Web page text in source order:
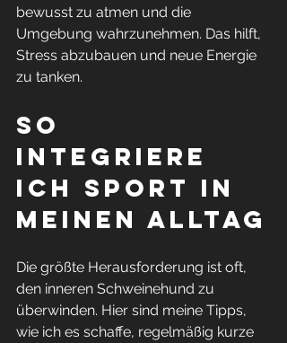
bewusst zu atmen und die
Umgebung wahrzunehmen. Das hilft,
Stress abzubauen und neue Energie
zu tanken.
So
integriere
ich Sport in
meinen Alltag
Die größte Herausforderung ist oft,
den inneren Schweinehund zu
überwinden. Hier sind meine Tipps,
wie ich es schaffe, regelmäßig kurze